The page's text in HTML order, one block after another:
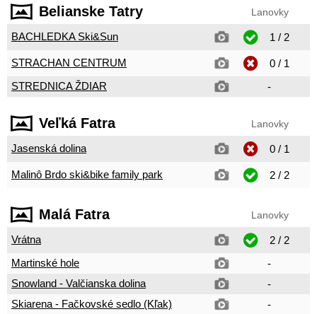
Belianske Tatry Lanovky
BACHLEDKA Ski&Sun 1 / 2
STRACHAN CENTRUM
0 / 1
STREDNICA ŽDIAR
-
Veľká Fatra Lanovky
Jasenská dolina 0 / 1
Malinô Brdo ski&bike family park 2 / 2
Malá Fatra Lanovky
Vrátna
2 / 2
Martinské hole
-
Snowland - Valčianska dolina
-
Skiarena - Fačkovské sedlo (Kľak)
-